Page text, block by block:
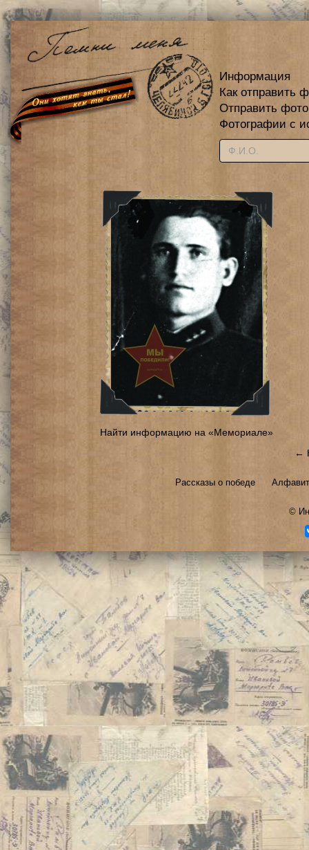
Информация
Как отправить
Отправить
Фотографии с
Найти информацию на «Мемориале»
←
Рассказы о победе
©